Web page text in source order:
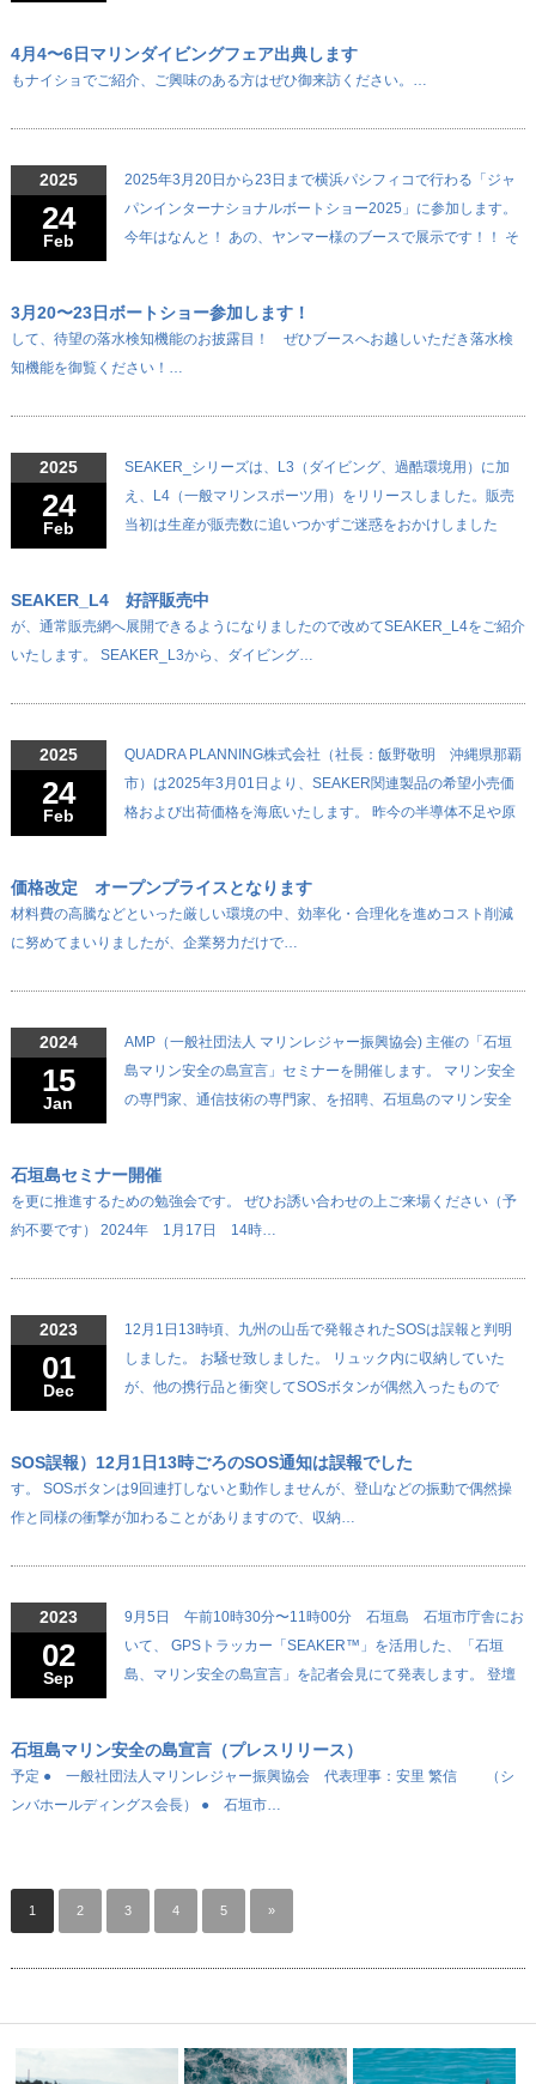
4月4〜6日マリンダイビングフェア出典します
もナイショでご紹介、ご興味のある方はぜひ御来訪ください。…
2025
24
Feb
3月20〜23日ボートショー参加します！
2025年3月20日から23日まで横浜パシフィコで行わる「ジャ
パンインターナショナルボートショー2025」に参加します。
今年はなんと！ あの、ヤンマー様のブースで展示です！！ そ
して、待望の落水検知機能のお披露目！ ぜひブースへお越しいただき落水検
知機能を御覧ください！…
2025
24
Feb
SEAKER_L4 好評販売中
SEAKER_シリーズは、L3（ダイビング、過酷環境用）に加
え、L4（一般マリンスポーツ用）をリリースしました。販売
当初は生産が販売数に追いつかずご迷惑をおかけしました
が、通常販売網へ展開できるようになりましたので改めてSEAKER_L4をご紹介
いたします。 SEAKER_L3から、ダイビング…
2025
24
Feb
価格改定 オープンプライスとなります
QUADRA PLANNING株式会社（社長：飯野敬明 沖縄県那覇
市）は2025年3月01日より、SEAKER関連製品の希望小売価
格および出荷価格を海底いたします。 昨今の半導体不足や原
材料費の高騰などといった厳しい環境の中、効率化・合理化を進めコスト削減
に努めてまいりましたが、企業努力だけで…
2024
15
Jan
石垣島セミナー開催
AMP（一般社団法人 マリンレジャー振興協会) 主催の「石垣
島マリン安全の島宣言」セミナーを開催します。 マリン安全
の専門家、通信技術の専門家、を招聘、石垣島のマリン安全
を更に推進するための勉強会です。 ぜひお誘い合わせの上ご来場ください（予
約不要です） 2024年 1月17日 14時…
2023
01
Dec
SOS誤報）12月1日13時ごろのSOS通知は誤報でした
12月1日13時頃、九州の山岳で発報されたSOSは誤報と判明
しました。 お騒せ致しました。 リュック内に収納していた
が、他の携行品と衝突してSOSボタンが偶然入ったもので
す。 SOSボタンは9回連打しないと動作しませんが、登山などの振動で偶然操
作と同様の衝撃が加わることがありますので、収納…
2023
02
Sep
石垣島マリン安全の島宣言（プレスリリース）
9月5日 午前10時30分〜11時00分 石垣島 石垣市庁舎にお
いて、 GPSトラッカー「SEAKER™」を活用した、「石垣
島、マリン安全の島宣言」を記者会見にて発表します。 登壇
予定 ● 一般社団法人マリンレジャー振興協会 代表理事：安里 繁信 （シ
ンバホールディングス会長） ● 石垣市…
1 2 3 4 5 »